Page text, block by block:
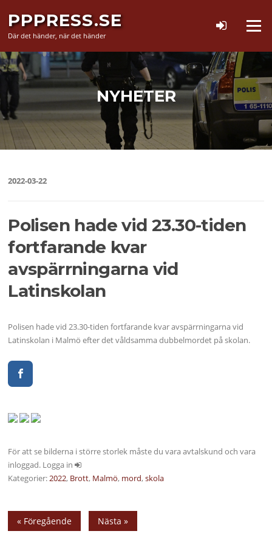
innehåll
PPPRESS.SE
Där det händer, när det händer
Meny
NYHETER
2022-03-22
Polisen hade vid 23.30-tiden
fortfarande kvar
avspärrningarna vid
Latinskolan
Polisen hade vid 23.30-tiden fortfarande kvar avspärrningarna vid
Latinskolan i Malmö efter det våldsamma dubbelmordet på skolan.
För att se bilderna i större storlek måste du vara avtalskund och vara
inloggad. Logga in
Kategorier:2022, Brott, Malmö, mord,skola
« Föregående Nästa »